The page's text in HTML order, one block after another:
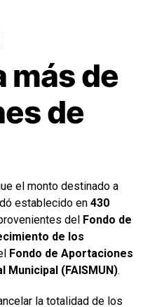
más de
de
el monto destinado a
establecido en 430
del Fondo de
de los
Fondo de Aportaciones
(FAISMUN).
la totalidad de los